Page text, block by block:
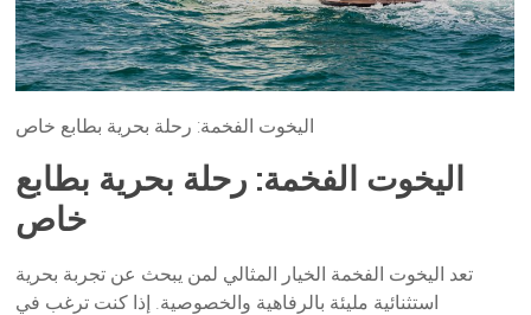
اليخوت الفخمة: رحلة بحرية بطابع خاص
اليخوت الفخمة: رحلة بحرية بطابع
خاص
تعد اليخوت الفخمة الخيار المثالي لمن يبحث عن تجربة بحرية
استثنائية مليئة بالرفاهية والخصوصية. إذا كنت ترغب في